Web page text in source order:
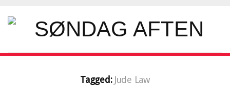
Tagged: Jude Law